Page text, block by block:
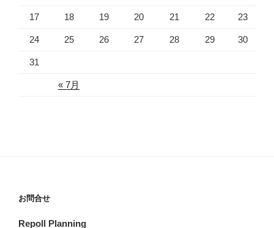
« 7月
17 18 19 20 21 22 23
24 25 26 27 28 29 30
31
お問合せ
Repoll Planning